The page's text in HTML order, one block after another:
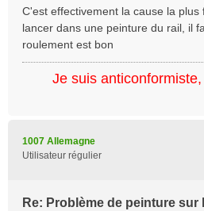
s
g
e
C'est effectivement la cause la plus
lancer dans une peinture du rail, il
roulement est bon
Je suis
1007 Allemagne
Utilisateur régulier
Re: Problème de peinture sur